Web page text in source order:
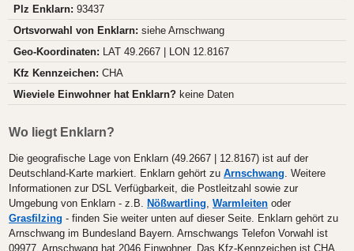
Plz Enklarn: 93437
Ortsvorwahl von Enklarn: siehe Arnschwang
Geo-Koordinaten: LAT 49.2667 | LON 12.8167
Kfz Kennzeichen: CHA
Wieviele Einwohner hat Enklarn? keine Daten
Wo liegt Enklarn?
Die geografische Lage von Enklarn (49.2667 | 12.8167) ist auf der
Deutschland-Karte markiert. Enklarn gehört zu Arnschwang. Weitere
Informationen zur DSL Verfügbarkeit, die Postleitzahl sowie zur
Umgebung von Enklarn - z.B. Nößwartling, Warmleiten oder
Grasfilzing - finden Sie weiter unten auf dieser Seite. Enklarn gehört zu
Arnschwang im Bundesland Bayern. Arnschwangs Telefon Vorwahl ist